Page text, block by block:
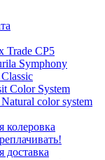
Trade CP5
Symphony
Color System
color system
колеровка
доставка